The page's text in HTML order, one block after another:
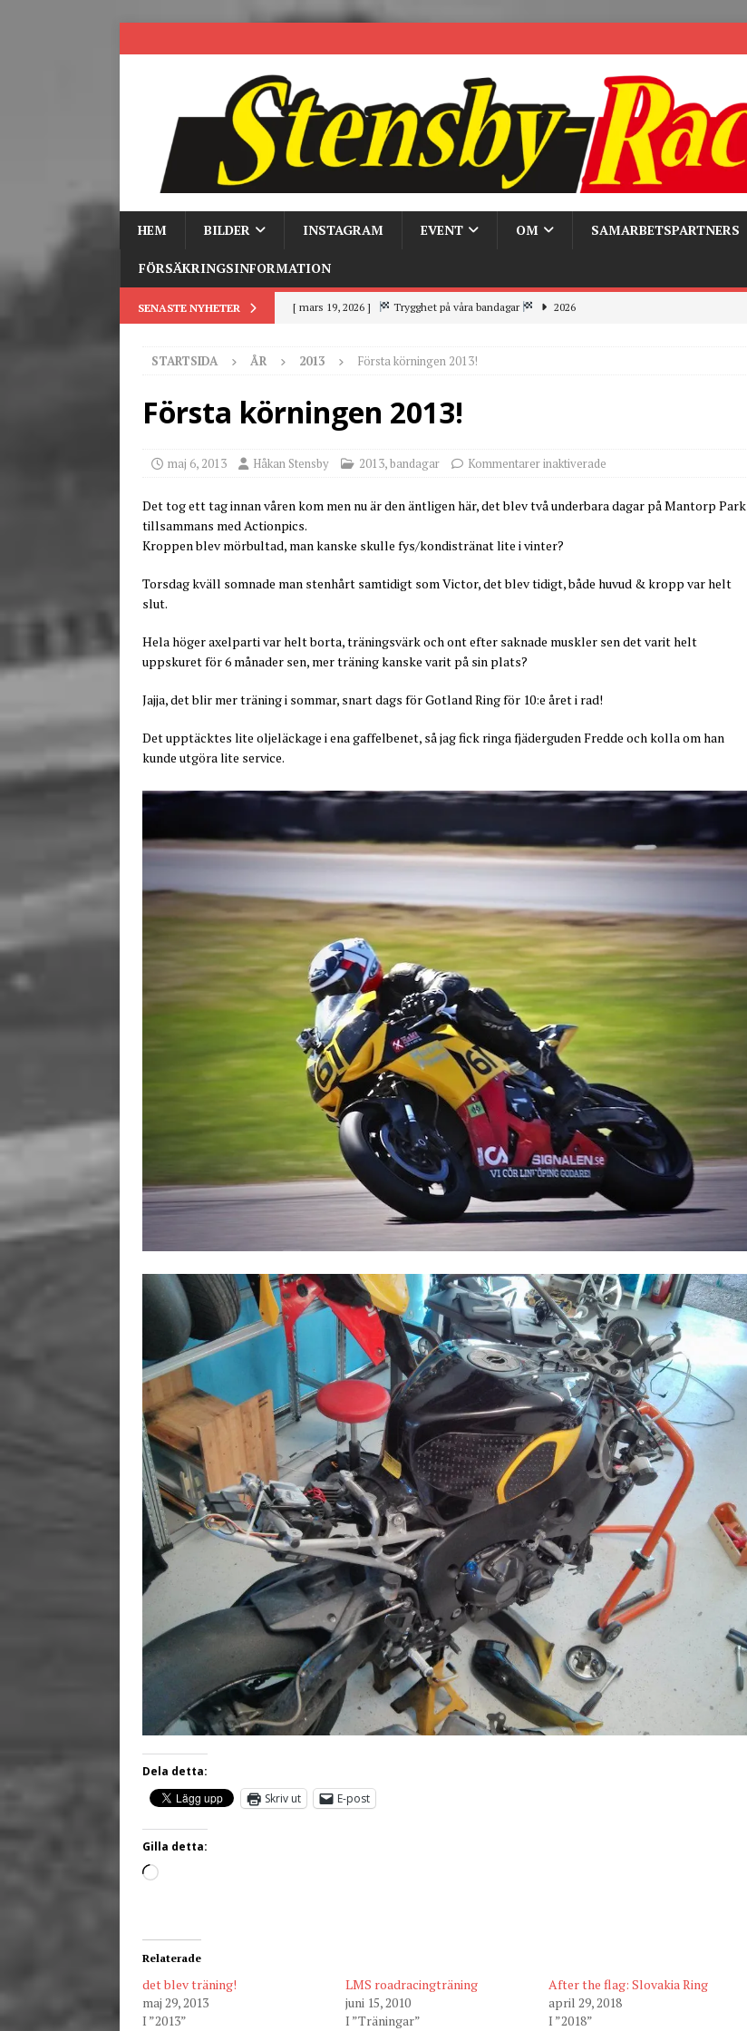
HEM BILDER INSTAGRAM EVENT OM SAMARBETSPARTNERS
FÖRSÄKRINGSINFORMATION
SENASTE NYHETER [ mars 19, 2026 ] Trygghet på våra bandagar 2026
[ juni 26, 2026 ] Back to the pits 2026
[ juni 23, 2026 ]
[ juni 3, 2026 ]
STARTSIDA ÅR 2013 Första körningen 2013!
Första körningen 2013!
maj 6, 2013 Håkan Stensby 2013,bandagar Kommentarer inaktiverade
Det tog ett tag innan våren kom men nu är den äntligen här, det blev två underbara dagar på Mantorp Park
tillsammans med Actionpics.
Kroppen blev mörbultad, man kanske skulle fys/kondistränat lite i vinter?
Torsdag kväll somnade man stenhårt samtidigt som Victor, det blev tidigt, både huvud & kropp var helt
slut.
Hela höger axelparti var helt borta, träningsvärk och ont efter saknade muskler sen det varit helt
uppskuret för 6 månader sen, mer träning kanske varit på sin plats?
Jajja, det blir mer träning i sommar, snart dags för Gotland Ring för 10:e året i rad!
Det upptäcktes lite oljeläckage i ena gaffelbenet, så jag fick ringa fjäderguden Fredde och kolla om han
kunde utgöra lite service.
Dela detta:
Skriv ut
E-post
Gilla detta:
Relaterade
det blev träning!
maj 29, 2013
I ”2013”
LMS roadracingträning
juni 15, 2010
I ”Träningar”
After the flag: Slovakia Ring
april 29, 2018
I ”2018”